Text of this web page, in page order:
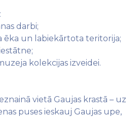
darbi;
un labiekārtota teritorija;
kolekcijas izveidei.
vietā Gaujas krastā – uz
puses ieskauj Gaujas upe,